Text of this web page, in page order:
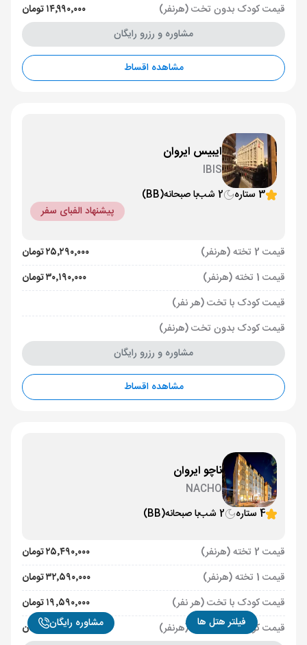
فیلتر هتل ها
قیمت کودک بدون تخت (هرنفر)
۱۴٬۹۹۰٬۰۰۰ تومان
مشاوره و رزرو رایگان
مشاهده اقساط
ایبیس ایروان
IBIS
3 ستاره
2 شب با صبحانه(BB)
پیشنهاد الفبای سفر
قیمت 2 تخته (هرنفر)
۲۵٬۲۹۰٬۰۰۰ تومان
قیمت 1 تخته (هرنفر)
۳۰٬۱۹۰٬۰۰۰ تومان
قیمت کودک با تخت (هر نفر)
قیمت کودک بدون تخت (هرنفر)
مشاوره و رزرو رایگان
مشاهده اقساط
ناچو ایروان
NACHO
4 ستاره
2 شب با صبحانه(BB)
قیمت 2 تخته (هرنفر)
۲۵٬۴۹۰٬۰۰۰ تومان
قیمت 1 تخته (هرنفر)
۳۲٬۵۹۰٬۰۰۰ تومان
قیمت کودک با تخت (هر نفر)
۱۹٬۵۹۰٬۰۰۰ تومان
قیمت کودک بدون تخت (هرنفر)
۱۴٬۹۹۰٬۰۰۰ تومان
مشاوره رایگان